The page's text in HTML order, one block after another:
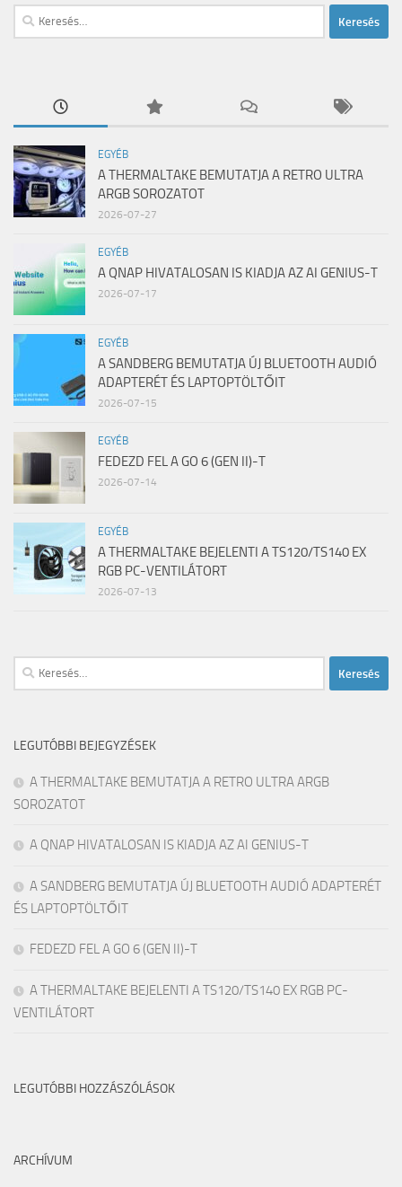
Keresés:
EGYÉB
A THERMALTAKE BEMUTATJA A RETRO ULTRA
ARGB SOROZATOT
2026-07-27
EGYÉB
A QNAP HIVATALOSAN IS KIADJA AZ AI GENIUS-T
2026-07-17
EGYÉB
A SANDBERG BEMUTATJA ÚJ BLUETOOTH AUDIÓ
ADAPTERÉT ÉS LAPTOPTÖLTŐIT
2026-07-15
EGYÉB
FEDEZD FEL A GO 6 (GEN II)-T
2026-07-14
EGYÉB
A THERMALTAKE BEJELENTI A TS120/TS140 EX
RGB PC-VENTILÁTORT
2026-07-13
Keresés:
LEGUTÓBBI BEJEGYZÉSEK
A THERMALTAKE BEMUTATJA A RETRO ULTRA ARGB
SOROZATOT
A QNAP HIVATALOSAN IS KIADJA AZ AI GENIUS-T
A SANDBERG BEMUTATJA ÚJ BLUETOOTH AUDIÓ ADAPTERÉT
ÉS LAPTOPTÖLTŐIT
FEDEZD FEL A GO 6 (GEN II)-T
A THERMALTAKE BEJELENTI A TS120/TS140 EX RGB PC-
VENTILÁTORT
LEGUTÓBBI HOZZÁSZÓLÁSOK
ARCHÍVUM